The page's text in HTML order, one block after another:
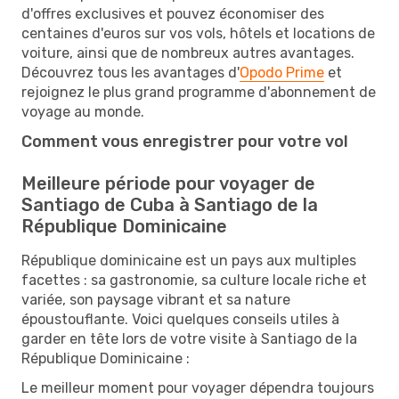
d'offres exclusives et pouvez économiser des
centaines d'euros sur vos vols, hôtels et locations de
voiture, ainsi que de nombreux autres avantages.
Découvrez tous les avantages d'Opodo Prime et
rejoignez le plus grand programme d'abonnement de
voyage au monde.
Comment vous enregistrer pour votre vol
Meilleure période pour voyager de
Santiago de Cuba à Santiago de la
République Dominicaine
République dominicaine est un pays aux multiples
facettes : sa gastronomie, sa culture locale riche et
variée, son paysage vibrant et sa nature
époustouflante. Voici quelques conseils utiles à
garder en tête lors de votre visite à Santiago de la
République Dominicaine :
Le meilleur moment pour voyager dépendra toujours